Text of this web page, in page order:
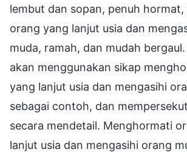
lembut dan sopan, penuh
orang yang lanjut usia dan
muda, ramah, dan mudah
akan menggunakan sikap
yang lanjut usia dan mengasihi
sebagai contoh, dan
secara mendetail. Menghormati
lanjut usia dan mengasihi orang